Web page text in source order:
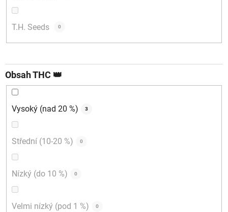
T.H. Seeds 0
Obsah THC 👑
Vysoký (nad 20 %) 3
Střední (10-20 %) 0
Nízký (do 10 %) 0
Velmi nízký (pod 1 %) 0